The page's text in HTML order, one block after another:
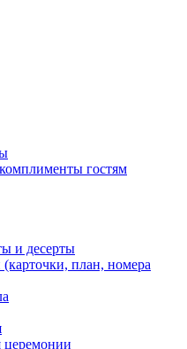
гостям
и десерты
(карточки, план, номера
церемонии